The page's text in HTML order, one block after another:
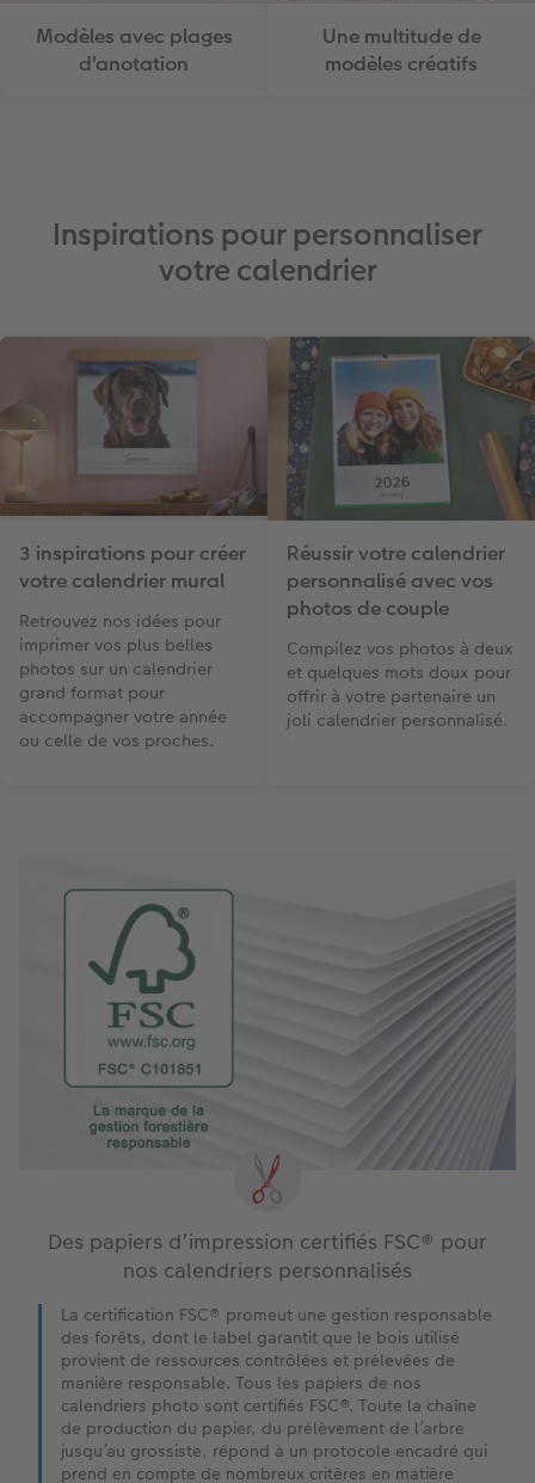
Modèles avec plages
d'anotation
Une multitude de
modèles créatifs
Inspirations pour personnaliser
votre calendrier
3 inspirations pour créer
votre calendrier mural
Retrouvez nos idées pour
imprimer vos plus belles
photos sur un calendrier
grand format pour
accompagner votre année
ou celle de vos proches.
Réussir votre calendrier
personnalisé avec vos
photos de couple
Compilez vos photos à deux
et quelques mots doux pour
offrir à votre partenaire un
joli calendrier personnalisé.
Des papiers d’impression certifiés FSC® pour
nos calendriers personnalisés
La certification FSC® promeut une gestion responsable
des forêts, dont le label garantit que le bois utilisé
provient de ressources contrôlées et prélevées de
manière responsable. Tous les papiers de nos
calendriers photo sont certifiés FSC®. Toute la chaîne
de production du papier, du prélèvement de l’arbre
jusqu’au grossiste, répond à un protocole encadré qui
prend en compte de nombreux critères en matière